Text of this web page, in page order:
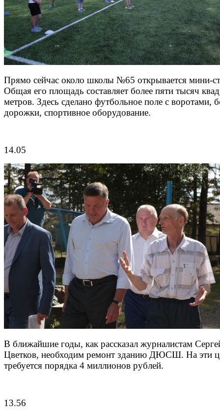
Прямо сейчас около школы №65 открывается мини-
Общая его площадь составляет более пяти тысяч
метров. Здесь сделано футбольное поле с воротами,
дорожки, спортивное оборудование.
14.05
В ближайшие годы, как рассказал журналистам
Цветков, необходим ремонт зданию ДЮСШ. На эти
требуется порядка 4 миллионов рублей.
13.56